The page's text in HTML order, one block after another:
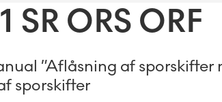
ORS ORF
”Aflåsning af sporskifter
sporskifter